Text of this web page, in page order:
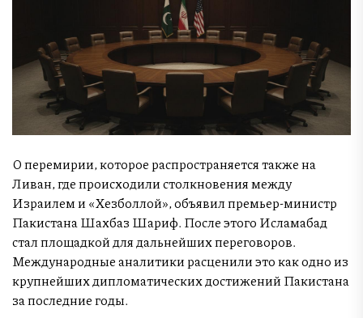
О перемирии, которое распространяется также на
Ливан, где происходили столкновения между
Израилем и «Хезболлой», объявил премьер-министр
Пакистана Шахбаз Шариф. После этого Исламабад
стал площадкой для дальнейших переговоров.
Международные аналитики расценили это как одно из
крупнейших дипломатических достижений Пакистана
за последние годы.